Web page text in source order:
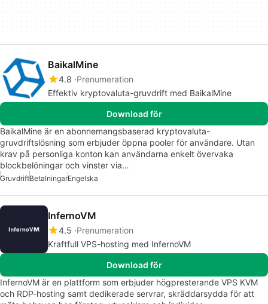
BaikalMine
4.8 Prenumeration
Effektiv kryptovaluta-gruvdrift med BaikalMine
Download för
BaikalMine är en abonnemangsbaserad kryptovaluta-
gruvdriftslösning som erbjuder öppna pooler för användare. Utan
krav på personliga konton kan användarna enkelt övervaka
blockbelöningar och vinster via…
GruvdriftBetalningarEngelska
InfernoVM
4.5 Prenumeration
Kraftfull VPS-hosting med InfernoVM
Download för
InfernoVM är en plattform som erbjuder högpresterande VPS KVM
och RDP-hosting samt dedikerade servrar, skräddarsydda för att